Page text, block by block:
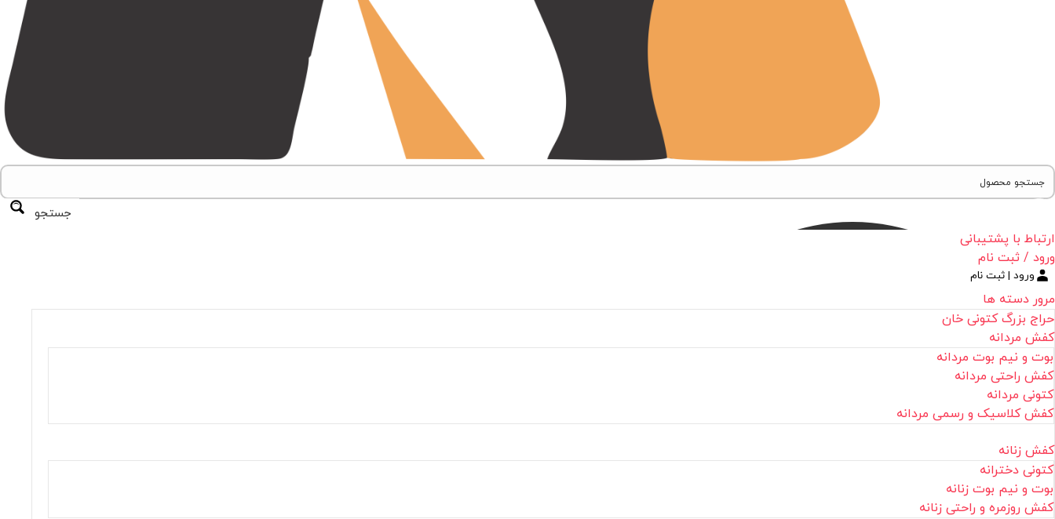
جستجو
ارتباط با پشتیبانی
ورود / ثبت نام
ورود | ثبت نام
مرور دسته ها
حراج بزرگ کتونی خان
کفش مردانه
بوت و نیم بوت مردانه
کفش راحتی مردانه
کتونی مردانه
کفش کلاسیک و رسمی مردانه
کفش زنانه
کتونی دخترانه
بوت و نیم بوت زنانه
کفش روزمره و راحتی زنانه